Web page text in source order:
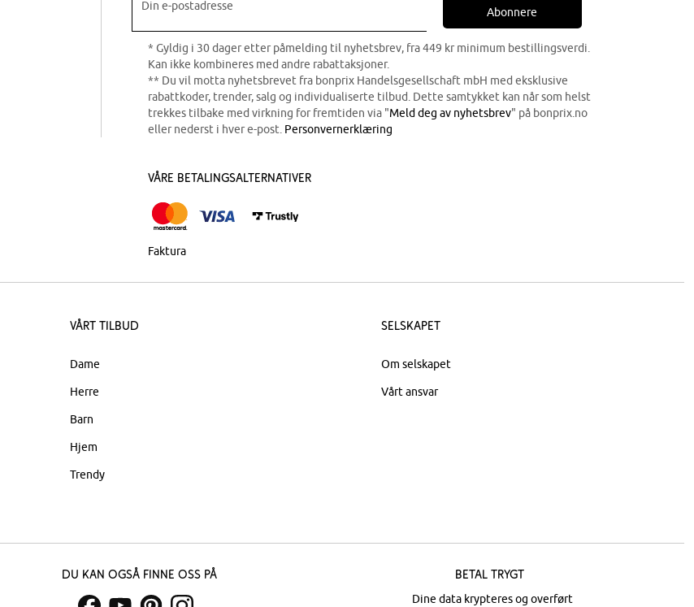
Din e-postadresse Abonnere
* Gyldig i 30 dager etter påmelding til nyhetsbrev, fra 449 kr minimum bestillingsverdi.
Kan ikke kombineres med andre rabattaksjoner.
** Du vil motta nyhetsbrevet fra bonprix Handelsgesellschaft mbH med eksklusive
rabattkoder, trender, salg og individualiserte tilbud. Dette samtykket kan når som helst
trekkes tilbake med virkning for fremtiden via "Meld deg av nyhetsbrev" på bonprix.no
eller nederst i hver e-post. Personvernerklæring
Våre betalingsalternativer
Faktura
Vårt tilbud
Dame
Herre
Barn
Hjem
Trendy
Selskapet
Om selskapet
Vårt ansvar
Du kan også finne oss på Betal trygt
Dine data krypteres og overført